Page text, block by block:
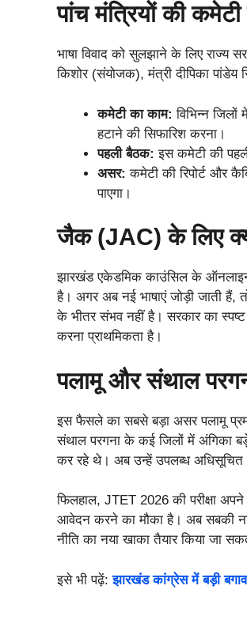
पांच मंत्रियों की
भाषा विवाद को सुलझाने के लिए राज्य
किशोर (संयोजक), मंत्री दीपिका पांडेय
कमेटी का काम: विभिन्न
हटाने की सिफारिश करना।
पहली बैठक: इस कमेटी की
असर: कमेटी की रिपोर्ट और
पाएगा।
जैक (JAC) के लिए
झारखंड एकेडमिक काउंसिल के ऑनलाइन
है। अगर अब नई भाषाएं जोड़ी जाती हैं,
के भीतर संभव नहीं है। सरकार का
करना प्राथमिकता है।
पलामू और संथाल
इस फैसले का सबसे बड़ा असर पलामू
संथाल परगना के कई जिलों में अंगिका
कर रहे थे। अब उन्हें उपलब्ध अधिसूचित
फिलहाल, JTET 2026 की परीक्षा
आवेदन करने का मौका है। अब सबकी
नीति का नया खाका तैयार किया जा
इसे भी पढ़ें:झारखंड कांग्रेस में बड़ी